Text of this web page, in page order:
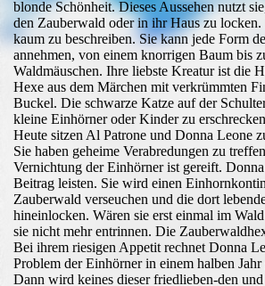
blonde Schönheit. Dieses Aussehen nutzt
den Zauberwald oder in ihr Haus zu
kaum zu beschreiben. Sie kann jede Form
annehmen, von einem knorrigen Baum bis
Waldmäuschen. Ihre liebste Kreatur ist die
Hexe aus dem Märchen mit verkrümmten
Buckel. Die schwarze Katze auf der
kleine Einhörner oder Kinder zu
Heute sitzen Al Patrone und Donna Leone
Sie haben geheime Verabredungen zu
Vernichtung der Einhörner ist gereift.
Beitrag leisten. Sie wird einen
Zauberwald verseuchen und die dort
hineinlocken. Wären sie erst einmal im
sie nicht mehr entrinnen. Die
Bei ihrem riesigen Appetit rechnet Donna
Problem der Einhörner in einem halben Jahr
Dann wird keines dieser friedlieben-den und